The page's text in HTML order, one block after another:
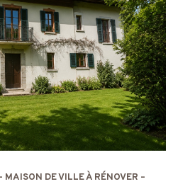
le
DE VILLE À RÉNOVER –